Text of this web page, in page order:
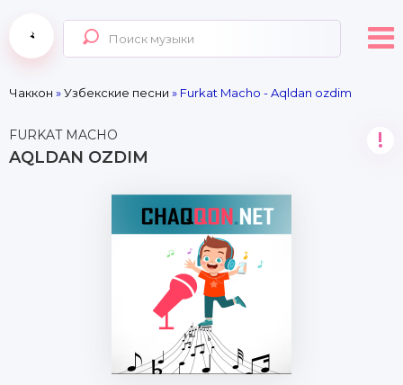
Чаккон »Узбекские песни » Furkat Macho - Aqldan ozdim
FURKAT MACHO
AQLDAN OZDIM
!